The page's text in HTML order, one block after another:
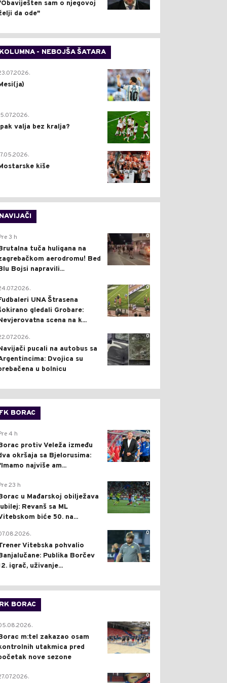
sam o njegovoj
da ode"
KOLUMNA - NEBOJŠA ŠATARA
0
2
valja bez kralja?
0
kiše
NAVIJAČI
0
3 h
tuča huligana na
aerodromu! Bed
Bojsi napravili...
0
UNA Štrasena
gledali Grobare:
scena na k...
0
pucali na autobus sa
Dvojica su
u bolnicu
FK BORAC
0
4 h
protiv Veleža između
okršaja sa Bjelorusima:
najviše am...
0
23 h
u Mađarskoj obilježava
Revanš sa ML
biće 50. na...
0
Vitebska pohvalio
Publika Borčev
igrač, uživanje...
RK BORAC
0
m:tel zakazao osam
utakmica pred
nove sezone
0